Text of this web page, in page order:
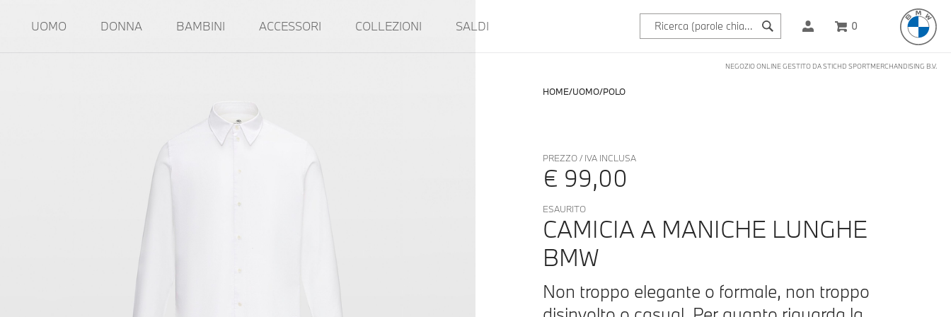
UOMO DONNA BAMBINI ACCESSORI COLLEZIONI SALDI 0
NEGOZIO ONLINE GESTITO DA STICHD SPORTMERCHANDISING B.V.
HOME UOMO POLO
PREZZO / IVA INCLUSA
€ 99,00
ESAURITO
CAMICIA A MANICHE LUNGHE
BMW
Non troppo elegante o formale, non troppo